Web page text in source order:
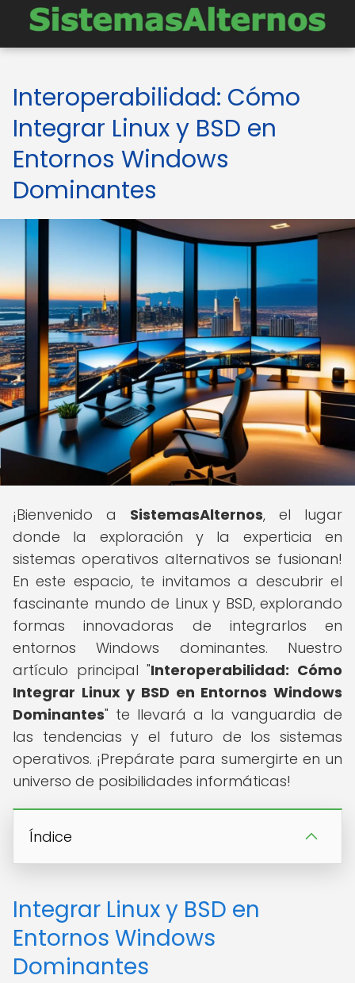
Interoperabilidad: Cómo
Integrar Linux y BSD en
Entornos Windows
Dominantes
¡Bienvenido a SistemasAlternos, el lugar
donde la exploración y la experticia en
sistemas operativos alternativos se fusionan!
En este espacio, te invitamos a descubrir el
fascinante mundo de Linux y BSD, explorando
formas innovadoras de integrarlos en
entornos Windows dominantes. Nuestro
artículo principal "Interoperabilidad: Cómo
Integrar Linux y BSD en Entornos Windows
Dominantes" te llevará a la vanguardia de
las tendencias y el futuro de los sistemas
operativos. ¡Prepárate para sumergirte en un
universo de posibilidades informáticas!
Índice
Integrar Linux y BSD en
Entornos Windows
Dominantes